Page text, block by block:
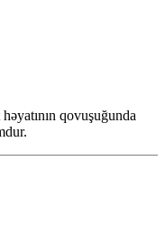
qovuşuğunda